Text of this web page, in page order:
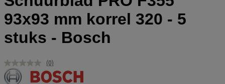
93x93 mm korrel 320 - 5
stuks - Bosch
Geen
scorewaarde.
(0)